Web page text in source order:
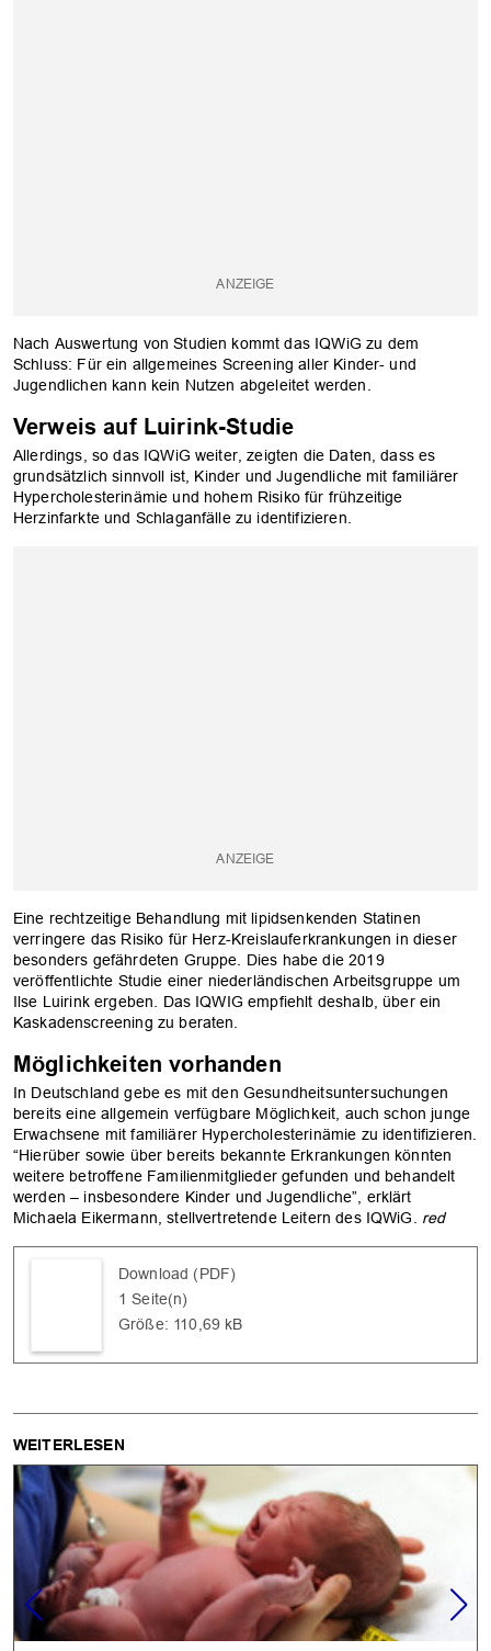
Nach Auswertung von Studien kommt das IQWiG zu dem
Schluss: Für ein allgemeines Screening aller Kinder- und
Jugendlichen kann kein Nutzen abgeleitet werden.
Verweis auf Luirink-Studie
Allerdings, so das IQWiG weiter, zeigten die Daten, dass es
grundsätzlich sinnvoll ist, Kinder und Jugendliche mit familiärer
Hypercholesterinämie und hohem Risiko für frühzeitige
Herzinfarkte und Schlaganfälle zu identifizieren.
Eine rechtzeitige Behandlung mit lipidsenkenden Statinen
verringere das Risiko für Herz-Kreislauferkrankungen in dieser
besonders gefährdeten Gruppe. Dies habe die 2019
veröffentlichte Studie einer niederländischen Arbeitsgruppe um
Ilse Luirink ergeben. Das IQWIG empfiehlt deshalb, über ein
Kaskadenscreening zu beraten.
Möglichkeiten vorhanden
In Deutschland gebe es mit den Gesundheitsuntersuchungen
bereits eine allgemein verfügbare Möglichkeit, auch schon junge
Erwachsene mit familiärer Hypercholesterinämie zu identifizieren.
“Hierüber sowie über bereits bekannte Erkrankungen könnten
weitere betroffene Familienmitglieder gefunden und behandelt
werden – insbesondere Kinder und Jugendliche”, erklärt
Michaela Eikermann, stellvertretende Leitern des IQWiG. red
Download (PDF)
1 Seite(n)
Größe: 110,69 kB
WEITERLESEN